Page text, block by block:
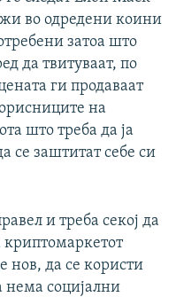
во одредени коини
затоа што
да твитуваат, по
ги продаваат
на
што треба да ја
се заштитат себе си
и треба секој да
криптомаркетот
нов, да се користи
нема социјални